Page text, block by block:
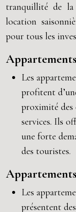
tranquillité de la
location
pour tous les
Les
profitent
proximité des
services. Ils
une forte
des touristes.
Les
présentent